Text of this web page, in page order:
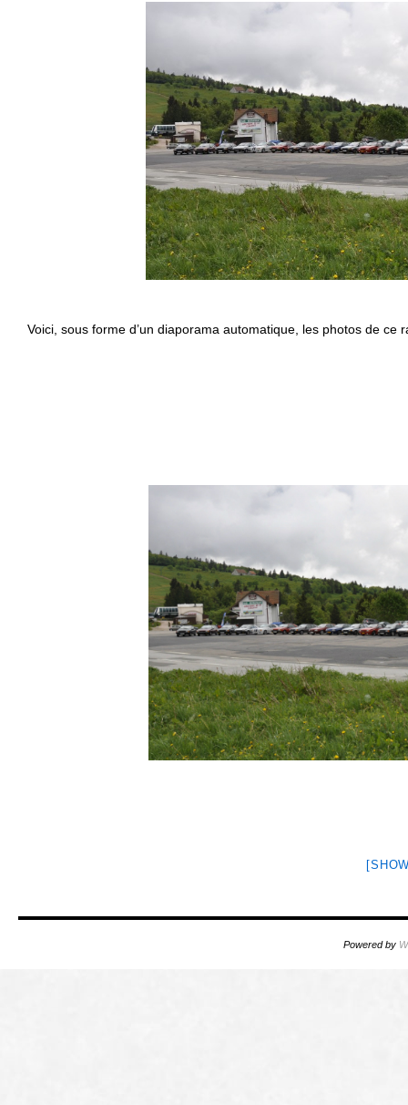
Voici, sous forme d’un diaporama automatique, les photos de ce
Powered by